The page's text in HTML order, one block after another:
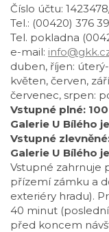
Číslo účtu:
Tel.: (00420) 376
Tel. pokladna
e-mail:
duben, říjen: úterý-
květen, červen,
červenec, srpen:
Vstupné plné:
Galerie U Bílého
Vstupné
Galerie U Bílého
Vstupné zahrnuje
přízemí zámku a
exteriéry hradu).
40 minut
před koncem